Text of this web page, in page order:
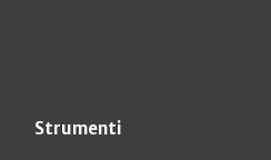
Strumenti